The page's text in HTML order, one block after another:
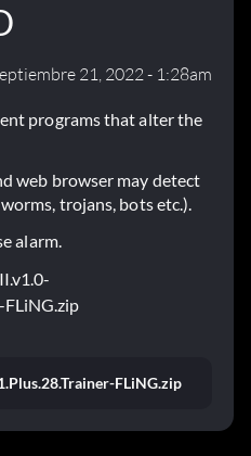
21, 2022 - 1:28am
programs that alter the
web browser may detect
trojans, bots etc.).
alarm.
FLiNG.zip
FLiNG.zip